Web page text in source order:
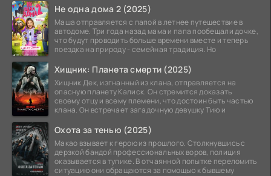
Не одна дома 2 (2025)
Маша отправляется с папой в летнее путешествие в
автодоме. Три года назад мама и папа пообещали дочке,
что будут проводить больше времени вместе и теперь
поездка на природу - семейная традиция. Но
Хищник: Планета смерти (2025)
Хищник Дек, изгнанный из клана, отправляется на
опасную планету Калиск. Он стремится доказать
своему отцу и всему племени, что достоин быть частью
клана. Он встречает загадочную девушку Тию и
Охота за тенью (2025)
Макао взывает к герою из прошлого. Столкнувшись с
дерзкой бандой профессиональных воров, полиция
оказывается в тупике. В отчаянной попытке переломить
ситуацию они обращаются за помощью к бывшему